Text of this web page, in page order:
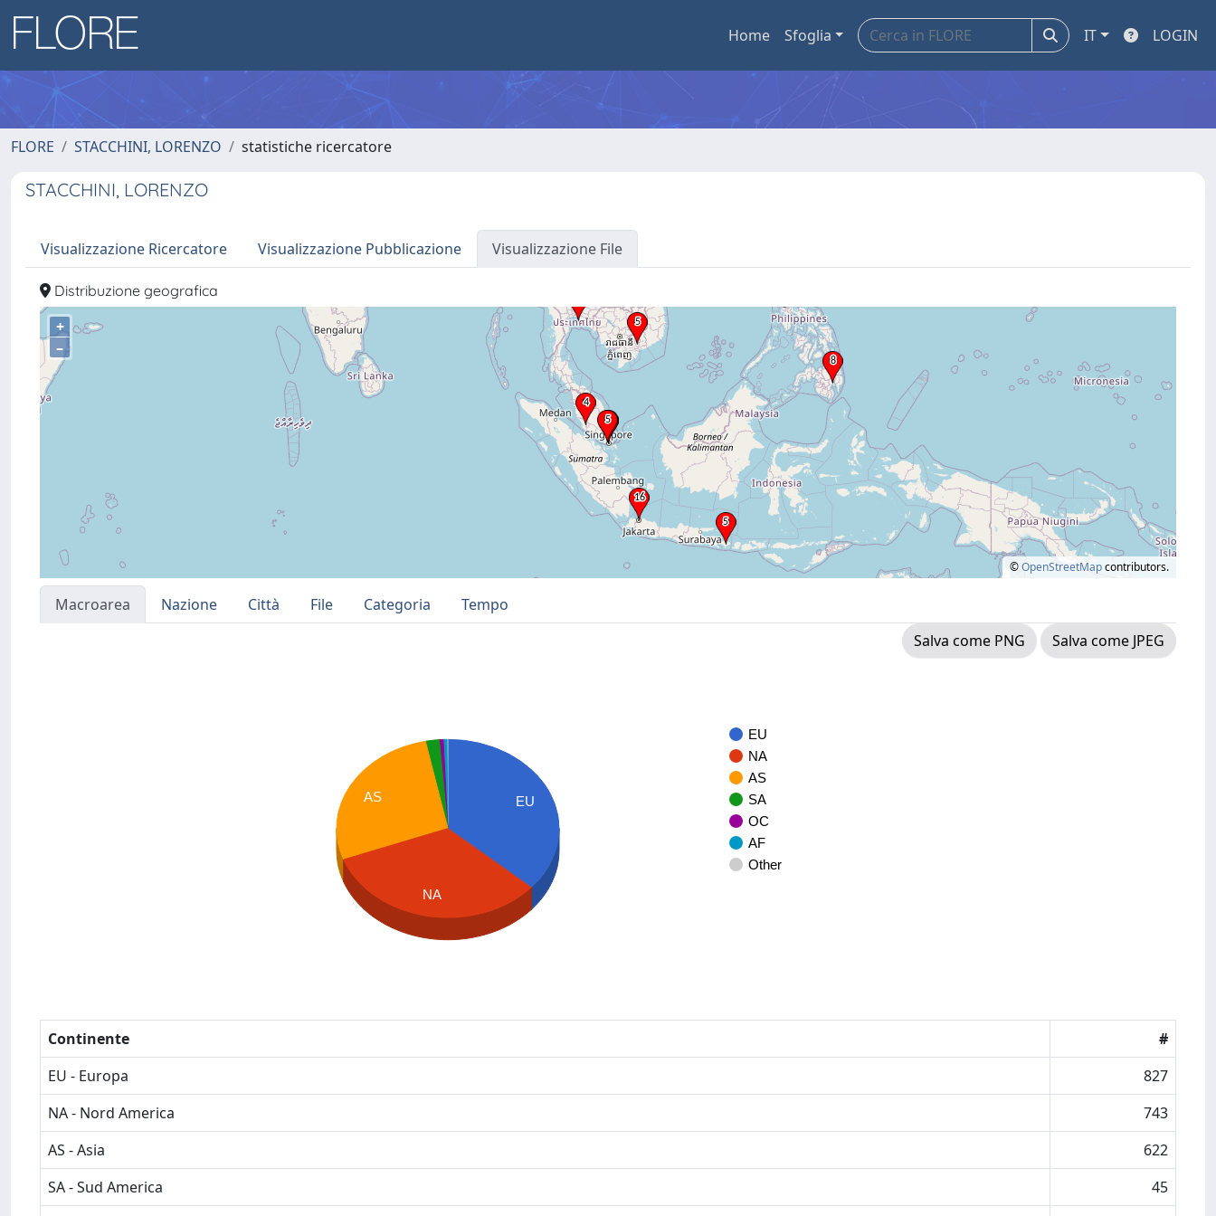
Home Sfoglia IT LOGIN
FLORE STACCHINI, LORENZO statistiche ricercatore
STACCHINI, LORENZO
Visualizzazione Ricercatore Visualizzazione Pubblicazione Visualizzazione File
Distribuzione geografica
+
–
©OpenStreetMapcontributors.
Macroarea Nazione Città File Categoria
Tempo
Salva come PNG
Salva come JPEG
EU
NA
AS
SA
OC
AF
Other
EU
AS
NA
Continente
#
EU - Europa
827
NA - Nord America
743
AS - Asia
622
SA - Sud America
45